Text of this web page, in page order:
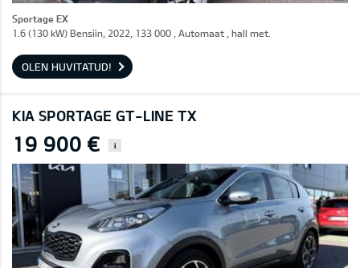
Sportage EX
1.6 (130 kW) Bensiin, 2022, 133 000 , Automaat , hall met.
OLEN HUVITATUD!
KIA SPORTAGE GT-LINE TX
19 900 € i